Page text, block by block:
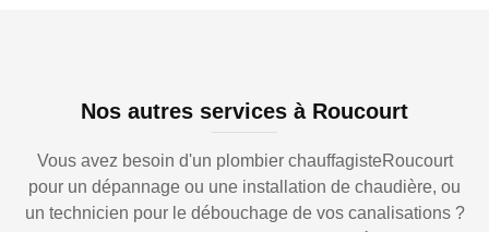
Nos autres services à Roucourt
Vous avez besoin d'un plombier chauffagisteRoucourt
pour un dépannage ou une installation de chaudière, ou
un technicien pour le débouchage de vos canalisations ?